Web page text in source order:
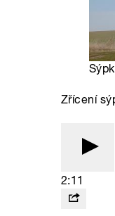
Zřícení
2:11